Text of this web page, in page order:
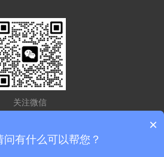
关注微信
战环能科技有限公司备案号：苏ICP备
×
有什么可以帮您？